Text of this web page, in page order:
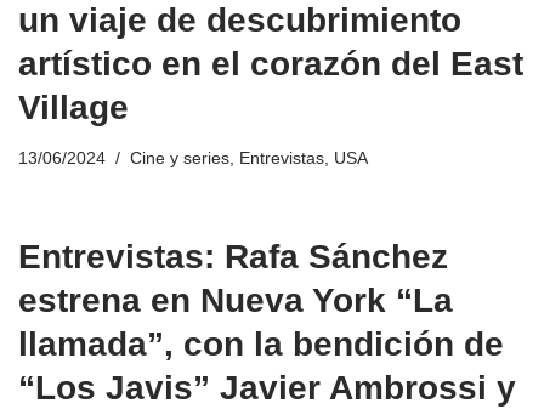
un viaje de descubrimiento
artístico en el corazón del East
Village
13/06/2024 Cine y series Entrevistas USA
Entrevistas: Rafa Sánchez
estrena en Nueva York “La
llamada”, con la bendición de
“Los Javis” Javier Ambrossi y